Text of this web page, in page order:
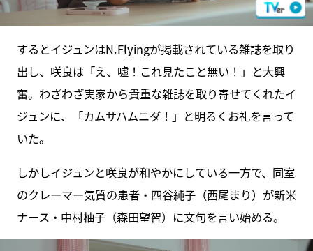
するとイジュンはN.Flyingが掲載されている雑誌を取り
出し、咲良は「え、嘘！これ見たこと無い！」と大興
奮。わざわざ実家から貴重な雑誌を取り寄せてくれたイ
ジュンに、「カムサハムニダ！」と明るくお礼を言って
いた。
しかしイジュンと咲良が和やかにしている一方で、同室
のクレーマー気質の患者・四谷純子（西尾まり）が新米
ナース・中村柚子（森田望智）に文句を言い始める。